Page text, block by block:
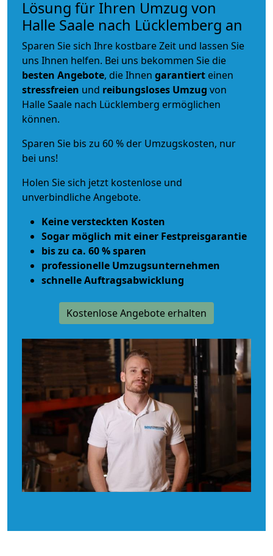
Lösung für Ihren Umzug von
Halle Saale nach Lücklemberg an
Sparen Sie sich Ihre kostbare Zeit und lassen Sie
uns Ihnen helfen. Bei uns bekommen Sie die
besten Angebote, die Ihnen garantiert einen
stressfreien und reibungsloses Umzug von
Halle Saale nach Lücklemberg ermöglichen
können.
Sparen Sie bis zu 60 % der Umzugskosten, nur
bei uns!
Holen Sie sich jetzt kostenlose und
unverbindliche Angebote.
Keine versteckten Kosten
Sogar möglich mit einer Festpreisgarantie
bis zu ca. 60 % sparen
professionelle Umzugsunternehmen
schnelle Auftragsabwicklung
Kostenlose Angebote erhalten